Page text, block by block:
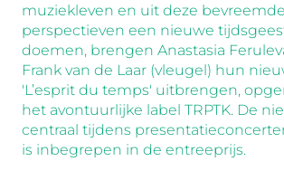
muziekleven en uit deze
perspectieven een nieuwe
doemen, brengen Anastasia
Frank van de Laar (vleugel) hun
'L’esprit du temps' uitbrengen,
het avontuurlijke label TRPTK. De
centraal tijdens
is inbegrepen in de entreeprijs.